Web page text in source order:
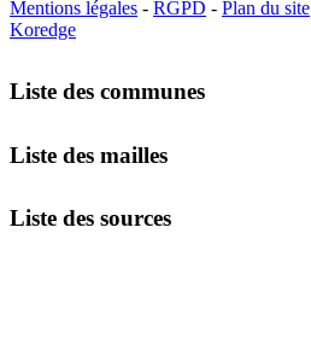
Mentions légales - RGPD - Plan du site
Koredge
Liste des communes
Liste des mailles
Liste des sources